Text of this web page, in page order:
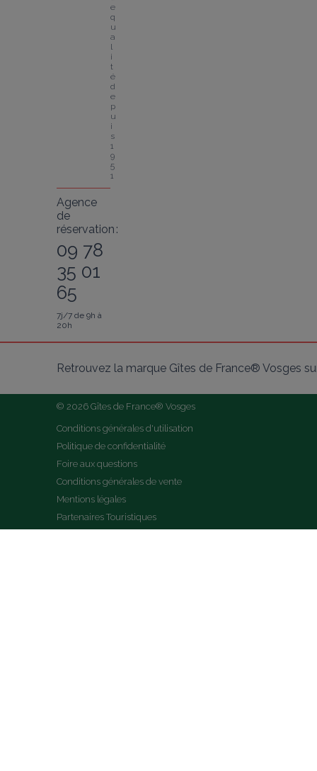
e
q
u
a
l
i
t
é
d
e
p
u
i
s
1
9
5
1
Agence
de
réservation :
09 78
35 01
65
7j/7 de 9h à
20h
Retrouvez la marque Gîtes de France® Vosges
© 2026 Gîtes de France® Vosges
Conditions générales d'utilisation
Politique de confidentialité
Foire aux questions
Conditions générales de vente
Mentions légales
Partenaires Touristiques